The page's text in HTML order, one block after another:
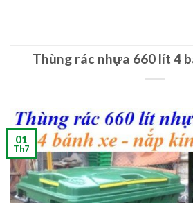
Thùng rác nhựa 660 lít 4
01
Th7